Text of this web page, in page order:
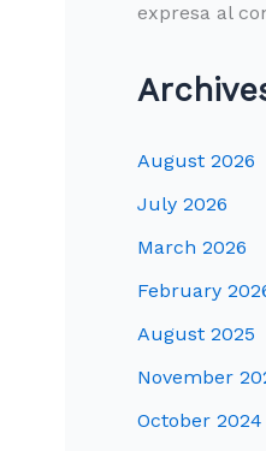
expresa al
August 2026
July 2026
March 2026
February
August 2025
November
October 2024